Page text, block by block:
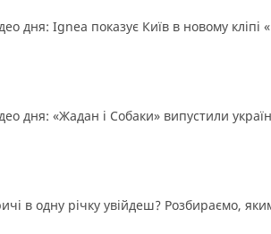
дня: Ignea показує Київ в новому кліпі
дня: «Жадан і Собаки» випустили
в одну річку увійдеш? Розбираємо,